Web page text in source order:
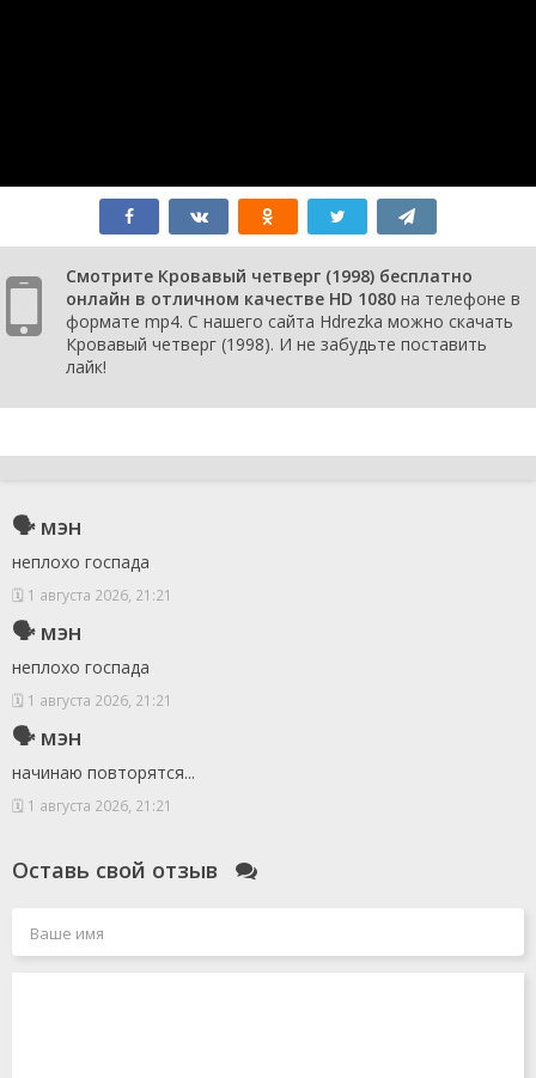
Смотрите Кровавый четверг (1998) бесплатно
онлайн в отличном качестве HD 1080 на телефоне в
формате mp4. С нашего сайта Hdrezka можно скачать
Кровавый четверг (1998). И не забудьте поставить
лайк!
🗣 мэн
неплохо госпада
🗓 1 августа 2026, 21:21
🗣 мэн
неплохо госпада
🗓 1 августа 2026, 21:21
🗣 мэн
начинаю повторятся...
🗓 1 августа 2026, 21:21
Оставь свой отзыв